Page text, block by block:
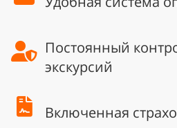
Постоянный
экскурсий
Включенная